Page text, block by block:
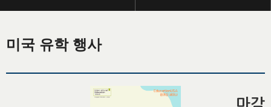
미국 유학 행사